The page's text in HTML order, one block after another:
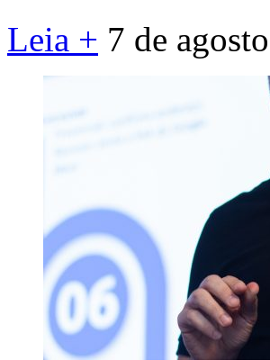
Leia + 7 de